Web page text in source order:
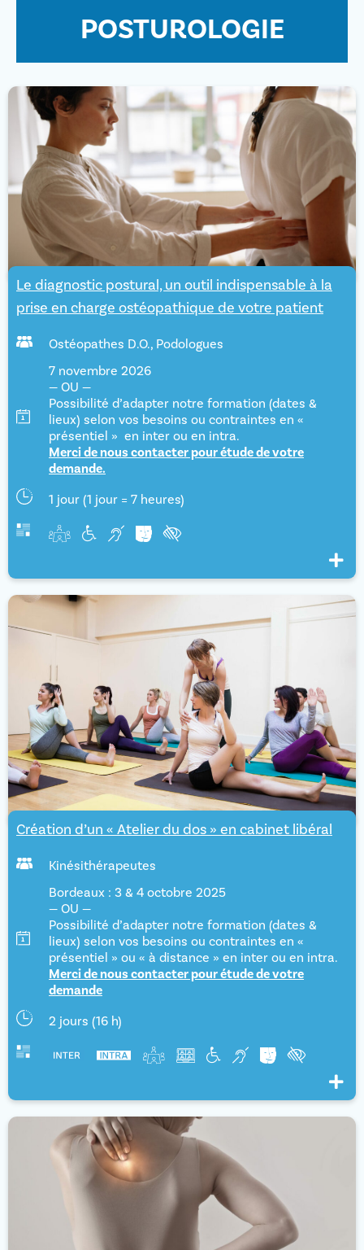
POSTUROLOGIE
Le diagnostic postural, un outil indispensable à la
prise en charge ostéopathique de votre patient
Ostéopathes D.O., Podologues
7 novembre 2026
— OU —
Possibilité d’adapter notre formation (dates &
lieux) selon vos besoins ou contraintes en «
présentiel » en inter ou en intra.
Merci de nous contacter pour étude de votre
demande.
1 jour (1 jour = 7 heures)
Voir
Création d’un « Atelier du dos » en cabinet libéral
Kinésithérapeutes
Bordeaux : 3 & 4 octobre 2025
— OU —
Possibilité d’adapter notre formation (dates &
lieux) selon vos besoins ou contraintes en «
présentiel » ou « à distance » en inter ou en intra.
Merci de nous contacter pour étude de votre
demande
2 jours (16 h)
Voir